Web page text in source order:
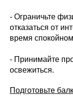
- Ограничьте
отказаться от
время
- Принимайте
освежиться.
Подготовьте